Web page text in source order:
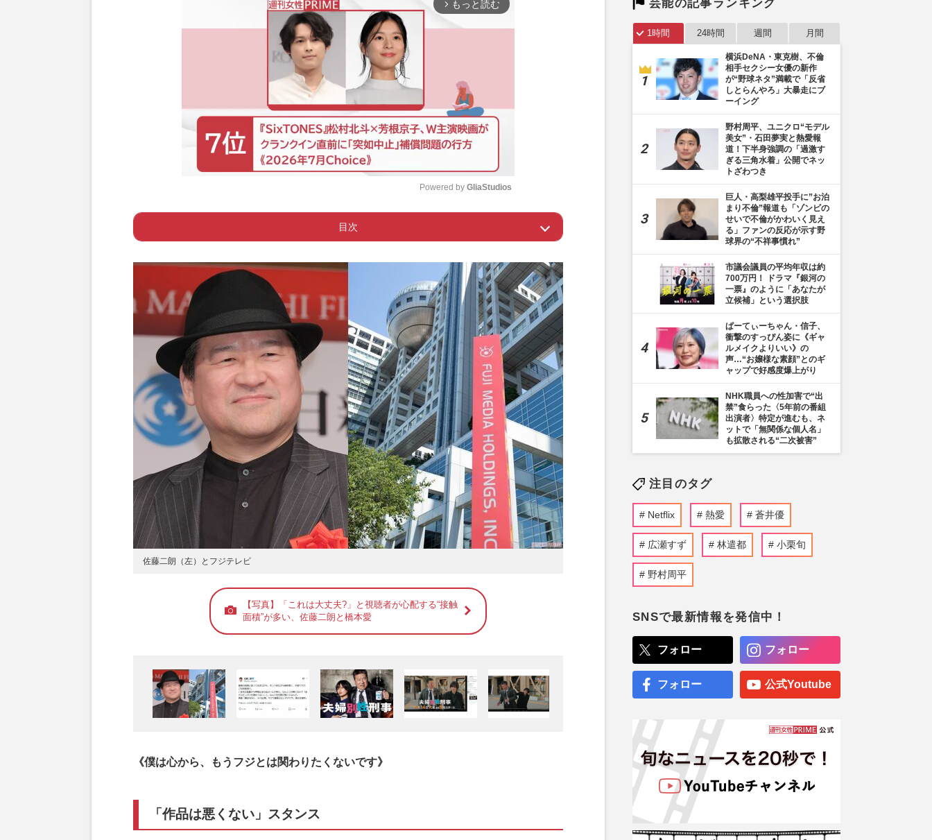
arrow_forward_ios もっと読む
t
e
Powered by GliaStudios
目次
Page 1 ー 「作品は悪くない」スタンス
Page 2 ー 『踊る大捜査線』本広監督からの連絡
佐藤二朗（左）とフジテレビ
【写真】「これは大丈夫?」と視聴者が心配する“接触
面積”が多い、佐藤二朗と橋本愛
《僕は心から、もうフジとは関わりたくないです》
「作品は悪くない」スタンス
芸能の記事ランキング
1時間 24時間 週間 月間
横浜DeNA・東克樹、不倫
相手セクシー女優の新作
が“野球ネタ”満載で「反省
しとらんやろ」大暴走にブ
ーイング
野村周平、ユニクロ“モデル
美女”・石田夢実と熱愛報
道！下半身強調の「過激す
ぎる三角水着」公開でネッ
トざわつき
巨人・高梨雄平投手に”お泊
まり不倫”報道も「ゾンビの
せいで不倫がかわいく見え
る」ファンの反応が示す野
球界の“不祥事慣れ”
市議会議員の平均年収は約
700万円！ ドラマ『銀河の
一票』のように「あなたが
立候補」という選択肢
ぱーてぃーちゃん・信子、
衝撃のすっぴん姿に《ギャ
ルメイクよりいい》の
声…“お嬢様な素顔”とのギ
ャップで好感度爆上がり
NHK職員への性加害で“出
禁”食らった〈5年前の番組
出演者〉特定が進むも、ネ
ットで「無関係な個人名」
も拡散される“二次被害”
注目のタグ
Netflix 熱愛 蒼井優
広瀬すず 林遣都 小栗旬
野村周平
SNSで最新情報を発信中！
フォロー フォロー
フォロー 公式Youtube